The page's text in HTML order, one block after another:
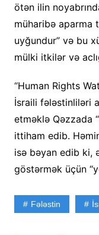
ötən ilin
müharibə aparma
uyğundur” və bu
mülki itkilər və
“Human Rights
İsraili fələstinliləri
etməklə Qəzzada
ittiham edib.
isə bəyan edib ki,
göstərmək üçün
Fələstin